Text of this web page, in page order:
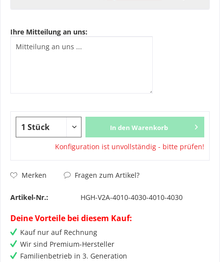
Ihre Mitteilung an uns:
In den Warenkorb
Konfiguration ist unvollständig - bitte prüfen!
Merken Fragen zum Artikel?
Artikel-Nr.: HGH-V2A-4010-4030-4010-4030
Deine Vorteile bei diesem Kauf:
Kauf nur auf Rechnung
Wir sind Premium-Hersteller
Familienbetrieb in 3. Generation